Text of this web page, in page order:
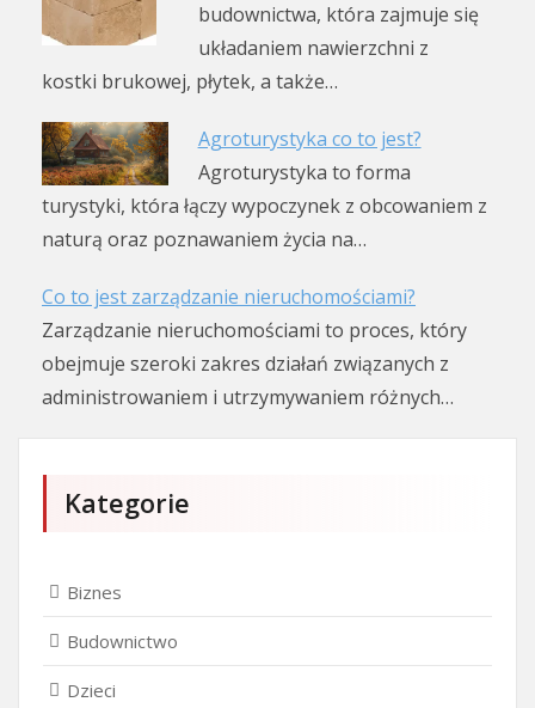
budownictwa, która zajmuje się
układaniem nawierzchni z
kostki brukowej, płytek, a także…
Agroturystyka co to jest?
Agroturystyka to forma
turystyki, która łączy wypoczynek z obcowaniem z
naturą oraz poznawaniem życia na…
Co to jest zarządzanie nieruchomościami?
Zarządzanie nieruchomościami to proces, który
obejmuje szeroki zakres działań związanych z
administrowaniem i utrzymywaniem różnych…
Kategorie
Biznes
Budownictwo
Dzieci